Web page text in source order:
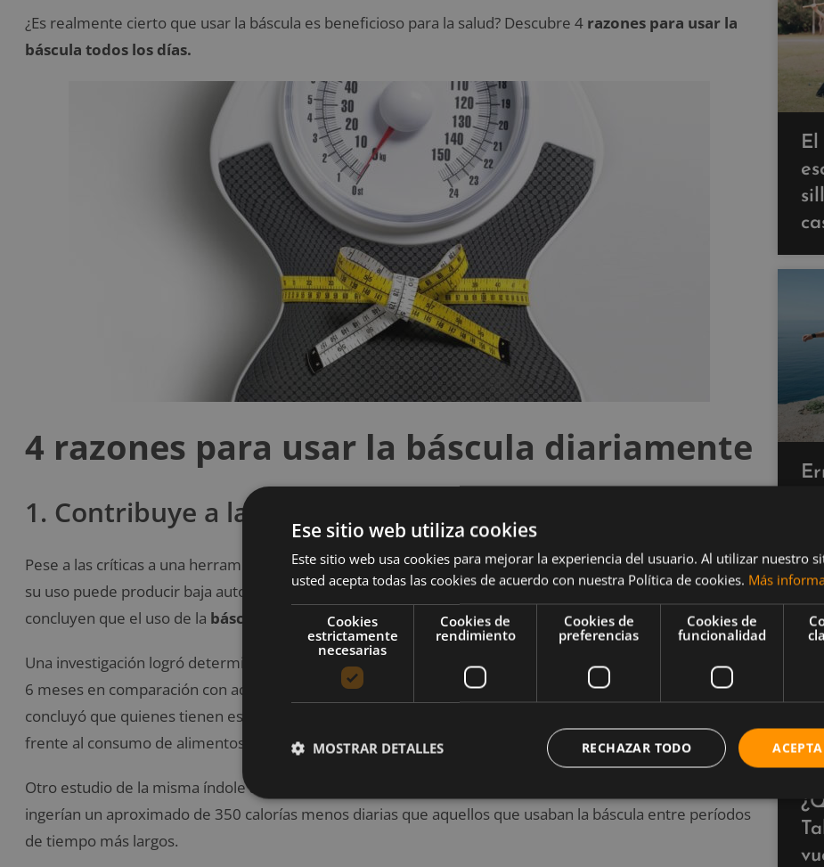
¿Es realmente cierto que usar la báscula es beneficioso para la salud? Descubre 4 razones para usar la
báscula todos los días.
4 razones para usar la báscula diariamente
1. Contribuye a la pérdida de peso
Pese a las críticas a una herramienta tan fundamental como lo es la báscula, alegando principalmente que
su uso puede producir baja autoestima y hábitos alimenticios desordenados, muchos estudios recientes
concluyen que el uso de la báscula se asocia a una mayor pérdida de peso
Una investigación logró determinar que quienes se pesan diariamente pueden bajar más de 6 kg durante
6 meses en comparación con aquellos que se pesan semanal o mensualmente. Además, también se
concluyó que quienes tienen esta práctica logran desarrollar un mejor comportamiento de autocontrol
frente al consumo de alimentos dañinos.
Otro estudio de la misma índole arrojó como resultado que las personas que se pesaban diariamente
ingerían un aproximado de 350 calorías menos diarias que aquellos que usaban la báscula entre períodos
de tiempo más largos.
Ese sitio web utiliza cookies
Este sitio web usa cookies para mejorar la experiencia del usuario. Al utilizar nuestro
usted acepta todas las cookies de acuerdo con nuestra Política de cookies. Más
Cookies
estrictamente
necesarias
Cookies de
rendimiento
Cookies de
preferencias
Cookies de
funcionalidad
RECHAZAR TODO
MOSTRAR DETALLES